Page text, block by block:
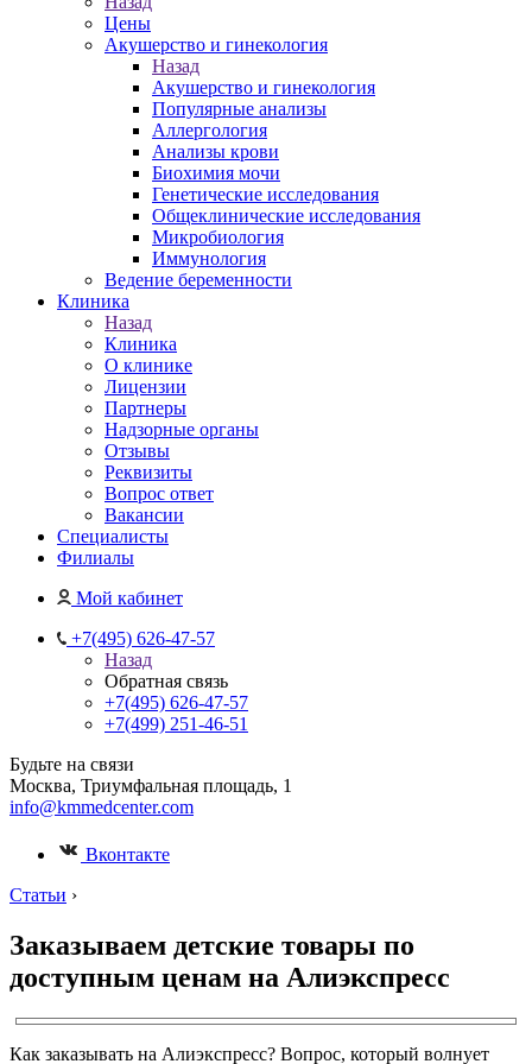
Цены
Акушерство и гинекология
Назад
Акушерство и гинекология
Популярные анализы
Аллергология
Анализы крови
Биохимия мочи
Генетические исследования
Общеклинические исследования
Микробиология
Иммунология
Ведение беременности
Клиника
Назад
Клиника
О клинике
Лицензии
Партнеры
Надзорные органы
Отзывы
Реквизиты
Вопрос ответ
Вакансии
Специалисты
Филиалы
Мой кабинет
+7(495) 626-47-57
Назад
Обратная связь
+7(495) 626-47-57
+7(499) 251-46-51
Будьте на связи
Москва, Триумфальная площадь, 1
info@kmmedcenter.com
Вконтакте
Статьи ›
Заказываем детские товары по
доступным ценам на Алиэкспресс
Как заказывать на Алиэкспресс? Вопрос, который волнует